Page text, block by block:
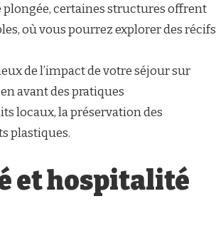
plongée, certaines structures offrent
où vous pourrez explorer des récifs
de l’impact de votre séjour sur
avant des pratiques
locaux, la préservation des
plastiques.
et hospitalité